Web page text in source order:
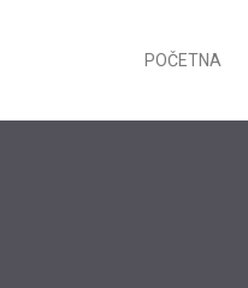
POČETNA